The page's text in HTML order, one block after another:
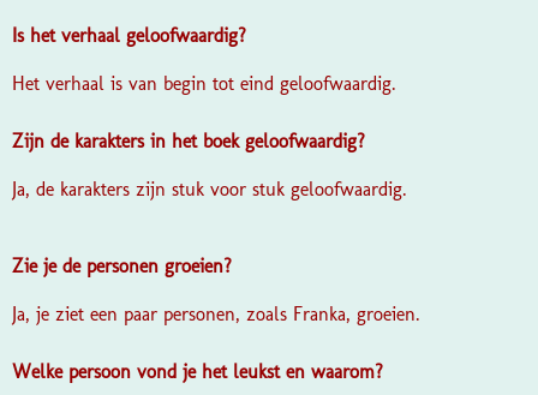
Is het verhaal geloofwaardig?
Het verhaal is van begin tot eind geloofwaardig.
Zijn de karakters in het boek geloofwaardig?
Ja, de karakters zijn stuk voor stuk geloofwaardig.
Zie je de personen groeien?
Ja, je ziet een paar personen, zoals Franka, groeien.
Welke persoon vond je het leukst en waarom?